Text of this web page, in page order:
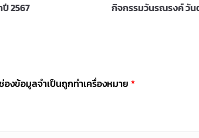
2567 กิจกรรมวันรณรงค์ วัน
องข้อมูลจำเป็นถูกทำเครื่องหมาย *